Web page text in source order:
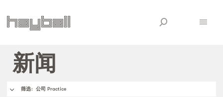
新闻
筛选: 公司 Practice